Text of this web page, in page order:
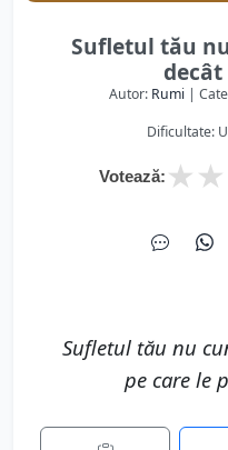
Sufletul tău
decât
Autor: Rumi |
Dificultate:
Votează: ★
★
Sufletul tău nu
pe care le